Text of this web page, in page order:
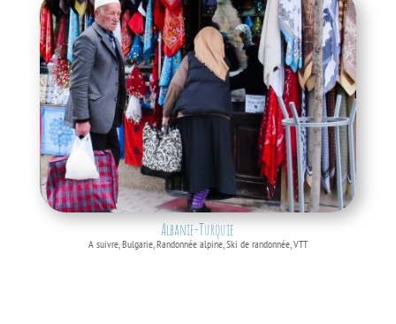
Albanie-Turquie
A suivre,Bulgarie,Randonnée alpine,Ski de randonnée,VTT